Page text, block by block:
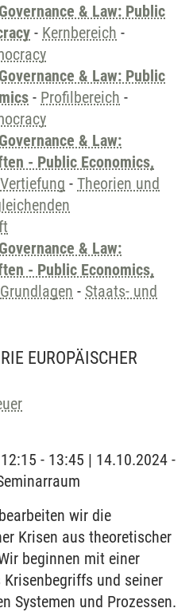
& Law: Public
- Kernbereich -
& Law: Public
- Profilbereich -
& Law:
- Public Economics,
Vertiefung - Theorien und
& Law:
- Public Economics,
Grundlagen - Staats- und
EUROPÄISCHER
- 13:45 | 14.10.2024 -
wir die
Krisen aus theoretischer
beginnen mit einer
und seiner
Systemen und Prozessen.